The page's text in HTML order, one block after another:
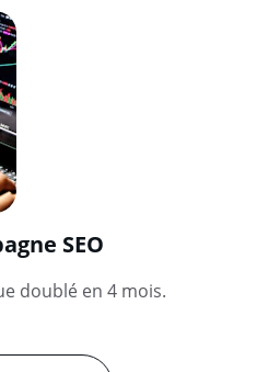
SEO
doublé en 4 mois.